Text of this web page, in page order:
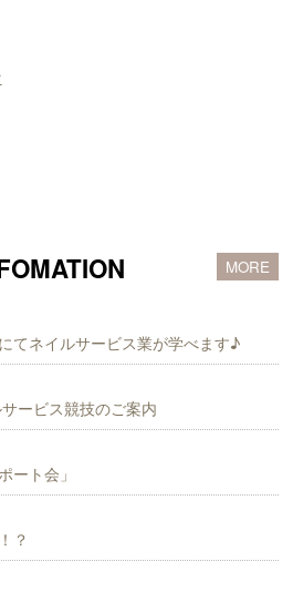
MORE
てネイルサービス業が学べます♪
ービス競技のご案内
ート会」
？